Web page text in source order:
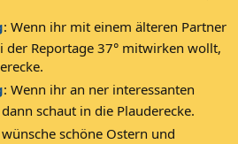
: Wenn ihr mit einem älteren Partner
der Reportage 37° mitwirken wollt,
: Wenn ihr an ner interessanten
schaut in die Plauderecke.
schöne Ostern und